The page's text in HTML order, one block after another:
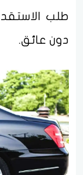
طلب
دون عائق.